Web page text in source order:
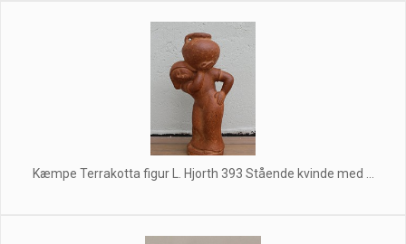
Kæmpe Terrakotta figur L. Hjorth 393 Stående kvinde med ...